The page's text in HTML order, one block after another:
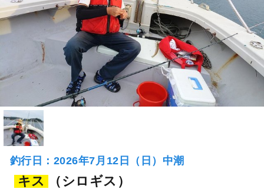
釣行日：2026年7月12日（日）中潮
キス （シロギス）